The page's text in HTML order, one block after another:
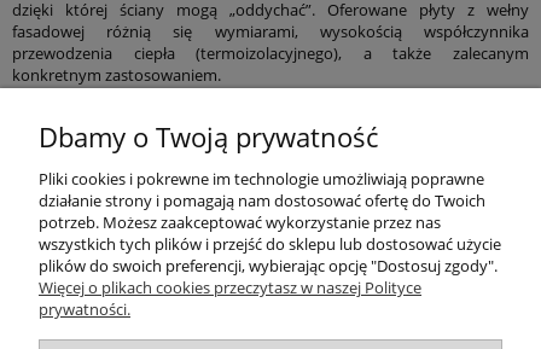
dzięki której ściany mogą „oddychać”. Oferowane płyty z wełny
fasadowej różnią się wymiarami, wysokością współczynnika
przewodzenia ciepła (termoizolacyjnego), a także zalecanym
konkretnym zastosowaniem.
Produkty
Kategorie bloga
Kontakt
Dbamy o Twoją prywatność
Pliki cookies i pokrewne im technologie umożliwiają poprawne
działanie strony i pomagają nam dostosować ofertę do Twoich
potrzeb. Możesz zaakceptować wykorzystanie przez nas
wszystkich tych plików i przejść do sklepu lub dostosować użycie
plików do swoich preferencji, wybierając opcję "Dostosuj zgody".
Więcej o plikach cookies przeczytasz w naszej Polityce
prywatności.